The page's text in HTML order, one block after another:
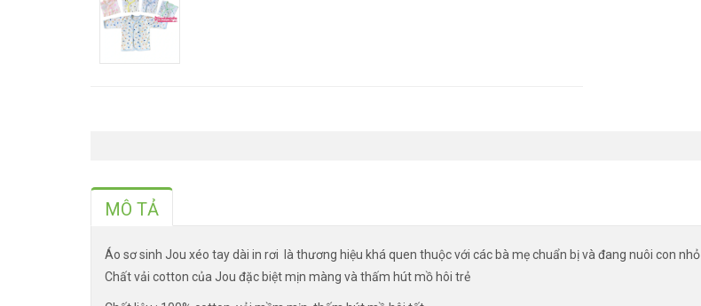
MÔ TẢ
Áo sơ sinh Jou xéo tay dài in rơi là thương hiệu khá quen thuộc với các bà mẹ chuẩn bị và đang nuôi con nhỏ
Chất vải cotton của Jou đặc biệt mịn màng và thấm hút mồ hôi trẻ